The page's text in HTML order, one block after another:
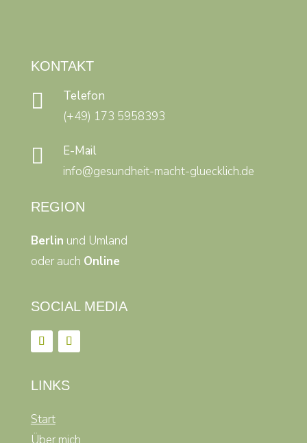
KONTAKT

Telefon
(+49) 173 5958393

E-Mail
info@gesundheit-macht-gluecklich.de
REGION
Berlin und Umland
oder auch Online
SOCIAL MEDIA
LINKS
Start